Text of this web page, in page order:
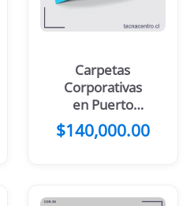
Carpetas
Corporativas
en Puerto
Montt
$140,000.00